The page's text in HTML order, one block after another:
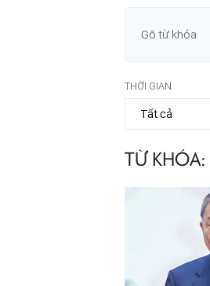
THỜI GIAN
TỪ KHÓA: